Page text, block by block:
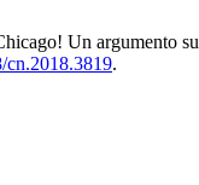
Un argumento
cn.2018.3819.